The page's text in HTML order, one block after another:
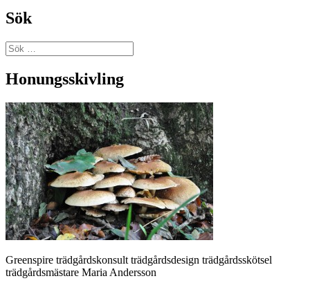
Sök
Sök
efter:
Blogg
Honungsskivling
Greenspire trädgårdskonsult trädgårdsdesign trädgårdsskötsel
trädgårdsmästare Maria Andersson